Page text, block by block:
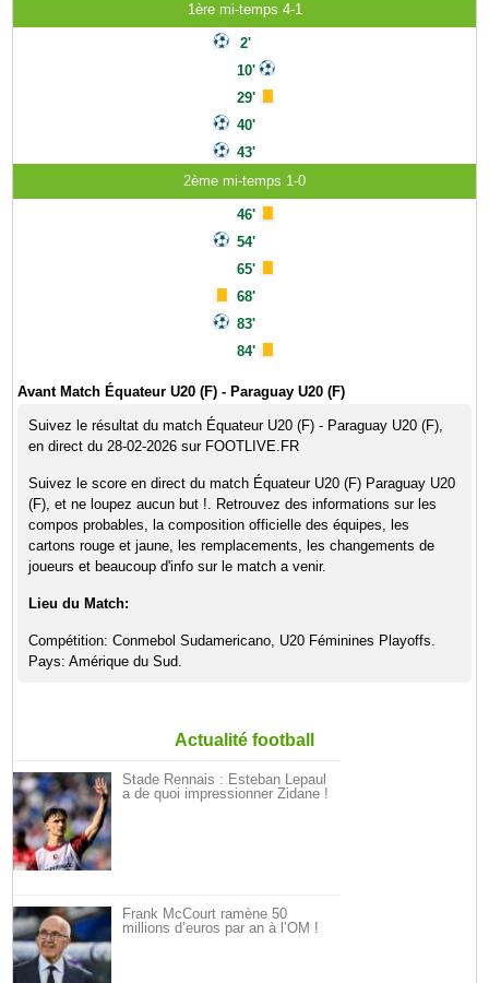
1ère mi-temps 4-1
2'
10'
29'
40'
43'
2ème mi-temps 1-0
46'
54'
65'
68'
83'
84'
Avant Match Équateur U20 (F) - Paraguay U20 (F)
Suivez le résultat du match Équateur U20 (F) - Paraguay U20 (F),
en direct du 28-02-2026 sur FOOTLIVE.FR
Suivez le score en direct du match Équateur U20 (F) Paraguay U20
(F), et ne loupez aucun but !. Retrouvez des informations sur les
compos probables, la composition officielle des équipes, les
cartons rouge et jaune, les remplacements, les changements de
joueurs et beaucoup d'info sur le match a venir.
Lieu du Match:
Compétition: Conmebol Sudamericano, U20 Féminines Playoffs.
Pays: Amérique du Sud.
Actualité football
Stade Rennais : Esteban Lepaul
a de quoi impressionner Zidane !
Frank McCourt ramène 50
millions d’euros par an à l’OM !